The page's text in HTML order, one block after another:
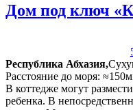
Дом под ключ
Республика Абхазия,
Расстояние до моря: ≈150м
В коттедже могут
ребенка. В